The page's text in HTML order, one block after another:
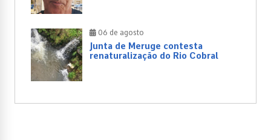
06 de agosto
Junta de Meruge contesta
renaturalização do Rio Cobral